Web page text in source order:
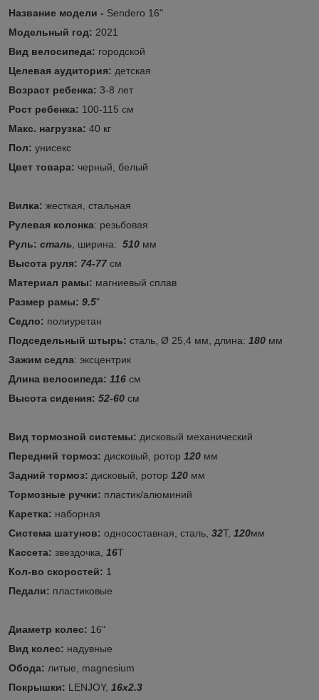
Название модели - Sendero 16"
Модельный год: 2021
Вид велосипеда: городской
Целевая аудитория: детская
Возраст ребенка: 3-8 лет
Рост ребенка: 100-115 см
Макс. нагрузка: 40 кг
Пол: унисекс
Цвет товара: черный, белый
Вилка: жесткая, стальная
Рулевая колонка: резьбовая
Руль: сталь, ширина: 510 мм
Высота руля: 74-77см
Материал рамы: магниевый сплав
Размер рамы: 9.5"
Седло: полиуретан
Подседельный штырь: сталь, Ø 25,4 мм, длина: 180 мм
Зажим седла: эксцентрик
Длина велосипеда: 116 см
Высота сидения: 52-60 см
Вид тормозной системы: дисковый механический
Передний тормоз: дисковый, ротор 120 мм
Задний тормоз: дисковый, ротор 120 мм
Тормозные ручки: пластик/алюминий
Каретка: наборная
Система шатунов: односоставная, сталь, 32Т, 120мм
Кассета: звездочка, 16Т
Кол-во скоростей: 1
Педали: пластиковые
Диаметр колес: 16"
Вид колес: надувные
Обода: литые, magnesium
Покрышки: LENJOY, 16x2.3